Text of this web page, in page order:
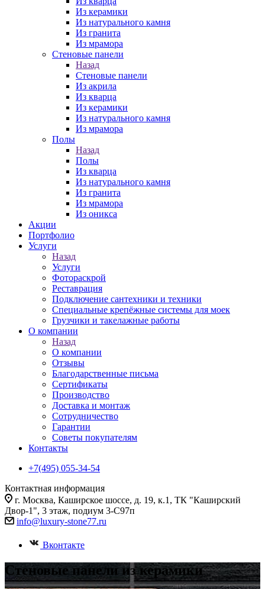
Из керамики
Из натурального камня
Из гранита
Из мрамора
Стеновые панели
Назад
Стеновые панели
Из акрила
Из кварца
Из керамики
Из натурального камня
Из мрамора
Полы
Назад
Полы
Из кварца
Из натурального камня
Из гранита
Из мрамора
Из оникса
Акции
Портфолио
Услуги
Назад
Услуги
Фотораскрой
Реставрация
Подключение сантехники и техники
Специальные крепёжные системы для моек
Грузчики и такелажные работы
О компании
Назад
О компании
Отзывы
Благодарственные письма
Сертификаты
Производство
Доставка и монтаж
Сотрудничество
Гарантии
Советы покупателям
Контакты
+7(495) 055-34-54
Контактная информация
г. Москва, Каширское шоссе, д. 19, к.1, ТК "Каширский
Двор-1", 3 этаж, подиум 3-С97п
info@luxury-stone77.ru
Вконтакте
Стеновые панели из керамики